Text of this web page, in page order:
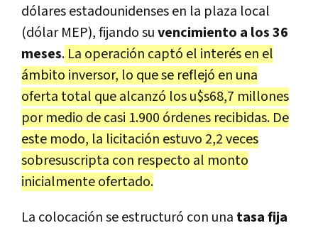
dólares estadounidenses en la plaza local
(dólar MEP), fijando suvencimiento a los 36
meses. La operación captó el interés en el
ámbito inversor, lo que se reflejó en una
oferta total que alcanzó los u$s68,7 millones
por medio de casi 1.900 órdenes recibidas. De
este modo, la licitación estuvo 2,2 veces
sobresuscripta con respecto al monto
inicialmente ofertado.
La colocación se estructuró con una tasa fija